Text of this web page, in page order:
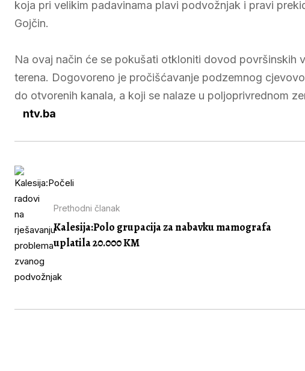
koja pri velikim padavinama plavi podvožnjak i pravi
Gojčin.
Na ovaj način će se pokušati otkloniti dovod površinskih
terena. Dogovoreno je pročišćavanje podzemnog
do otvorenih kanala, a koji se
ntv.ba
Prethodni članak
Kalesija:Polo grupacija za nabavku mamografa
uplatila 20.000 KM